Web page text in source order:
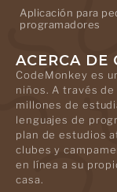
Aplicación para
programadores
ACERCA DE
CodeMonkey es
niños. A través
millones de
lenguajes de
plan de estudios
clubes y
en línea a su
casa.